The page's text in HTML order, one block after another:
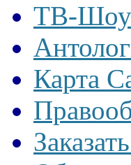
ТВ-Шоу
Карта